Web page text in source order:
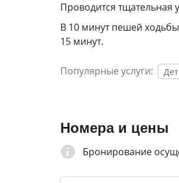
Проводится
В 10 минут пешей
15 минут.
Популярные услуги:
Номера и цены
Бронирование